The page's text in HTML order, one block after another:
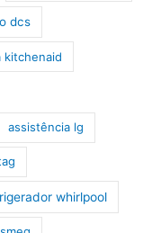
dcs
kitchenaid
assistência lg
whirlpool